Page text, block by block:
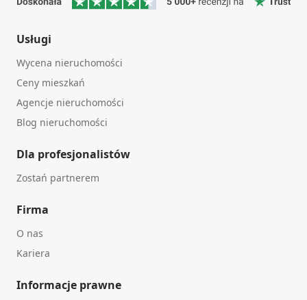
Usługi
Wycena nieruchomości
Ceny mieszkań
Agencje nieruchomości
Blog nieruchomości
Dla profesjonalistów
Zostań partnerem
Firma
O nas
Kariera
Informacje prawne